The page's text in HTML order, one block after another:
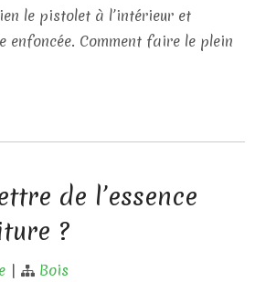
le pistolet à l’intérieur et
enfoncée. Comment faire le plein
de l’essence
?
| Bois